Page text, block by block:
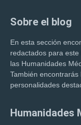
Sobre el blog
En esta sección
redactados para
las Humanidades
También
personalidades
Humanidades